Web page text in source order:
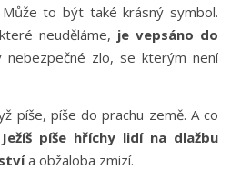
to být také krásný symbol.
neuděláme, je vepsáno do
zlo, se kterým není
píše, píše do prachu země. A co
píše hříchy lidí na dlažbu
a obžaloba zmizí.